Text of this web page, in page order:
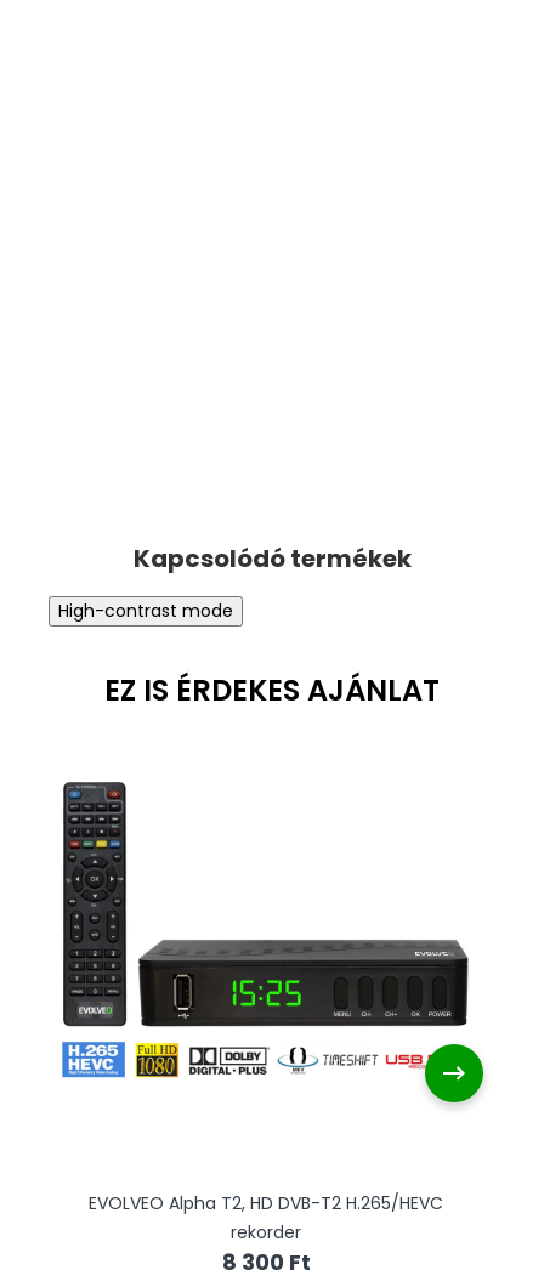
High-contrast mode
EVOLVEO Alpha T2, HD DVB-T2 H.265/HEVC
rekorder
8 300 Ft